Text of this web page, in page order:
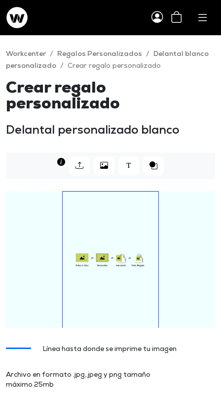
Workcenter / Regalos Personalizados / Delantal blanco
personalizado / Crear regalo personalizado
Crear regalo
personalizado
Delantal personalizado blanco
Línea hasta donde se imprime tu imagen
Archivo en formato .jpg,.jpeg y png tamaño
máximo 25mb